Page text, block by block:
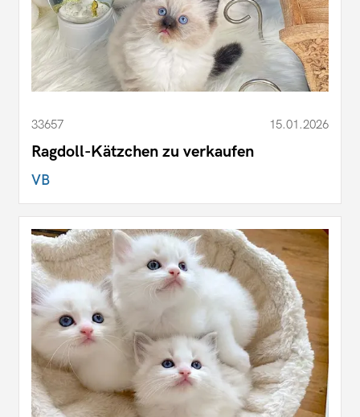
33657 15.01.2026
Ragdoll-Kätzchen zu verkaufen
VB